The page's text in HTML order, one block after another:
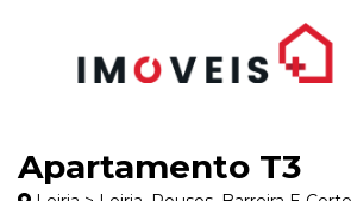
Apartamento T3